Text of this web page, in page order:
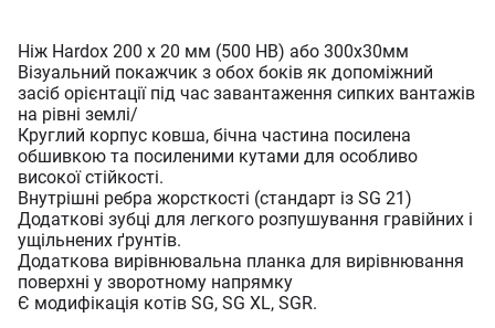
Ніж Hardox 200 x 20 мм (500 HB) або 300х30мм
Візуальний покажчик з обох боків як допоміжний
засіб орієнтації під час завантаження сипких вантажів
на рівні землі/
Круглий корпус ковша, бічна частина посилена
обшивкою та посиленими кутами для особливо
високої стійкості.
Внутрішні ребра жорсткості (стандарт із SG 21)
Додаткові зубці для легкого розпушування гравійних і
ущільнених ґрунтів.
Додаткова вирівнювальна планка для вирівнювання
поверхні у зворотному напрямку
Є модифікація котів SG, SG XL, SGR.